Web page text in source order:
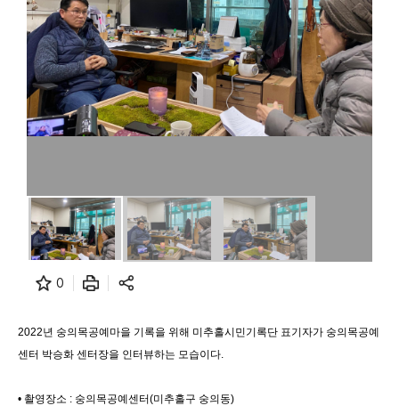
0
2022년 숭의목공예마을 기록을 위해 미추홀시민기록단 표기자가 숭의목공예
센터 박승화 센터장을 인터뷰하는 모습이다.
• 촬영장소 : 숭의목공예센터(미추홀구 숭의동)